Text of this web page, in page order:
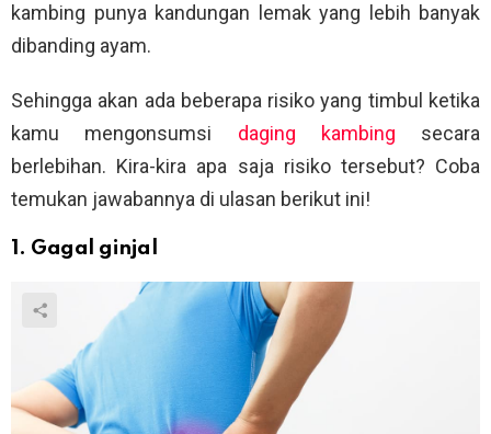
kambing punya kandungan lemak yang lebih banyak
dibanding ayam.
Sehingga akan ada beberapa risiko yang timbul ketika
kamu mengonsumsi daging kambing secara
berlebihan. Kira-kira apa saja risiko tersebut? Coba
temukan jawabannya di ulasan berikut ini!
1. Gagal ginjal